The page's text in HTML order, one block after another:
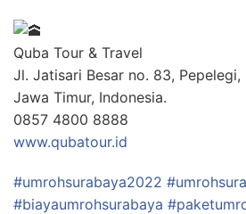
Quba Tour & Travel
Jl. Jatisari Besar no. 83, Pepelegi,
Jawa Timur, Indonesia.
0857 4800 8888
www.qubatour.id
#umrohsurabaya2022
#biayaumrohsurabaya